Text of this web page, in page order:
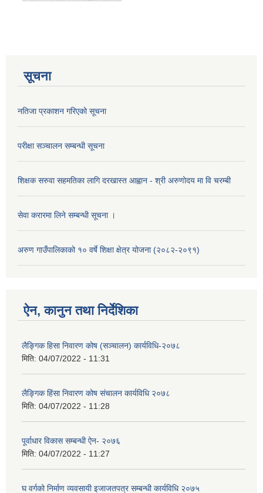
सूचना
नतिजा प्रकाशन गरिएको सूचना
परीक्षा सञ्चालन सम्बन्धी सूचना
शिक्षक सरुवा सहमतिका लागि दरखास्त आह्वान - श्री अरुणोदय मा वि चरम्बी
सेवा करारमा लिने सम्बन्धी सूचना ।
अरुण गाउँपालिकाको १० वर्षे शिक्षा क्षेत्र योजना (२०८२-२०९१)
ऐन, कानुन तथा निर्देशिका
लैङ्गिक हिसा निवारण कोष (सञ्चालन) कार्यविधि-२०७८
मिति: 04/07/2022 - 11:31
लैङ्गिक हिंसा निवारण कोष संचालन कार्यविधि २०७८
मिति: 04/07/2022 - 11:28
पूर्वाधार विकास सम्बन्धी ऐन- २०७६
मिति: 04/07/2022 - 11:27
घ वर्गको निर्माण व्यवसायी इजाजतपत्र सम्बन्धी कार्यविधि २०७५